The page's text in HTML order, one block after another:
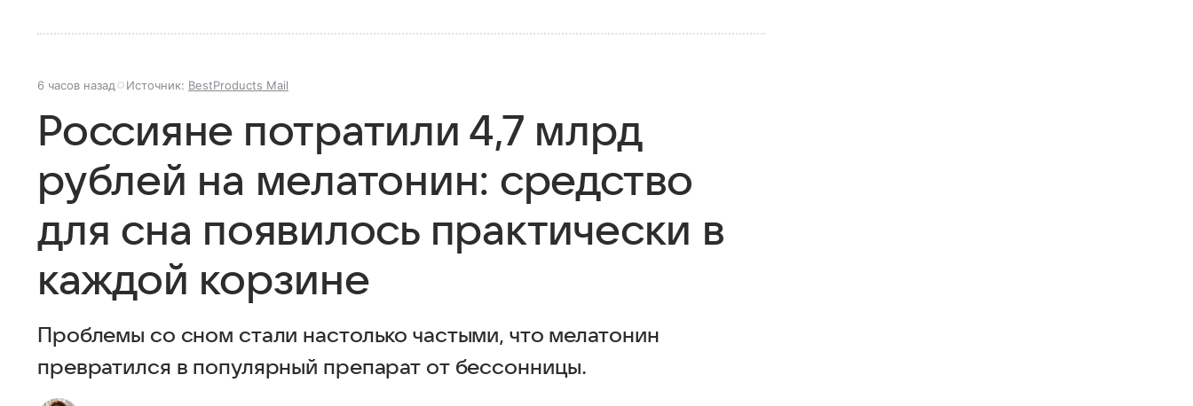
6 часов назад Источник: BestProducts Mail
Россияне потратили 4,7 млрд
рублей на мелатонин: средство
для сна появилось практически в
каждой корзине
Проблемы со сном стали настолько частыми, что мелатонин
превратился в популярный препарат от бессонницы.